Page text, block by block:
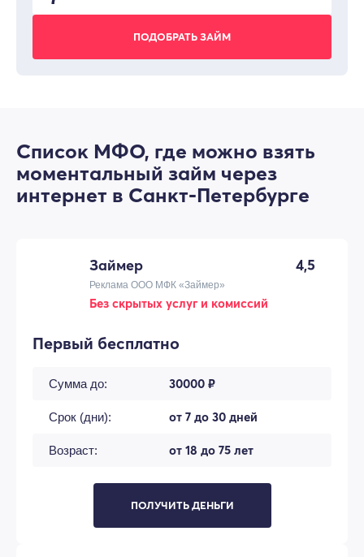
Список МФО, где можно взять
моментальный займ через
интернет в Санкт-Петербурге
Займер 4,5
Реклама ООО МФК «Займер»
Без скрытых услуг и комиссий
Первый бесплатно
Сумма до: 30000 ₽
Срок (дни): от 7 до 30 дней
Возраст: от 18 до 75 лет
ПОЛУЧИТЬ ДЕНЬГИ